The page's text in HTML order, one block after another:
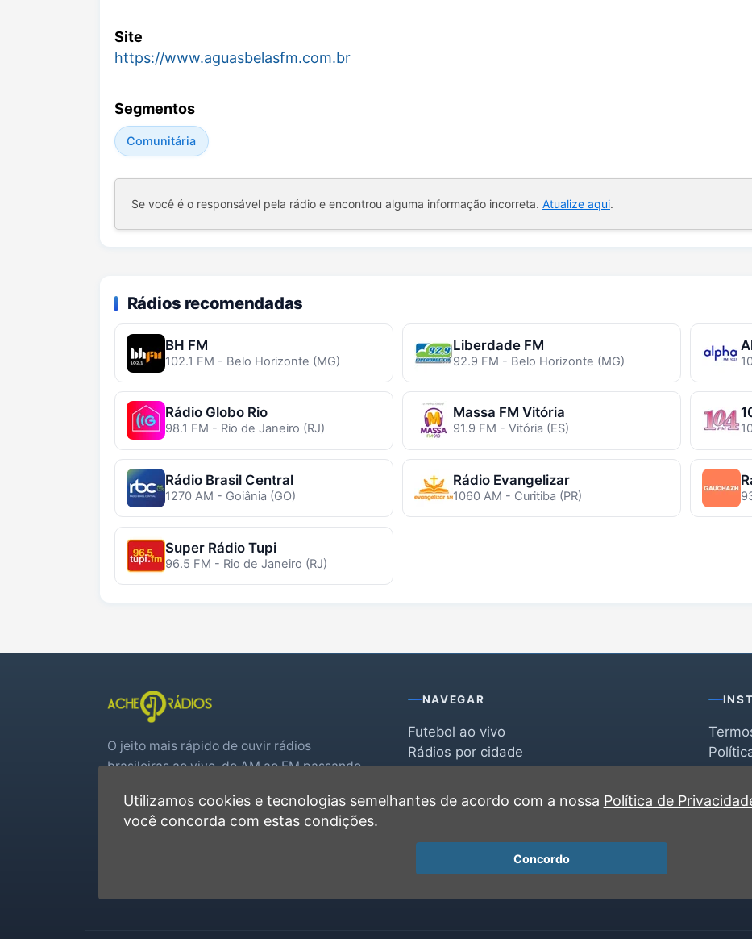
Site
https://www.aguasbelasfm.com.br
Segmentos
Comunitária
Se você é o responsável pela rádio e encontrou alguma informação incorreta. Atualize aqui.
Rádios recomendadas
BH FM
102.1 FM - Belo Horizonte (MG)
Liberdade FM
92.9 FM - Belo Horizonte (MG)
Rádio Globo Rio
98.1 FM - Rio de Janeiro (RJ)
Massa FM Vitória
91.9 FM - Vitória (ES)
Rádio Brasil Central
1270 AM - Goiânia (GO)
Rádio Evangelizar
1060 AM - Curitiba (PR)
Super Rádio Tupi
96.5 FM - Rio de Janeiro (RJ)
O jeito mais rápido de ouvir rádios
brasileiras ao vivo, do AM ao FM passando
real.
NAVEGAR
Futebol ao vivo
Rádios por cidade
Favoritas
Contato
Utilizamos cookies e tecnologias semelhantes de acordo com a nossa Política de
você concorda com estas condições.
Concordo